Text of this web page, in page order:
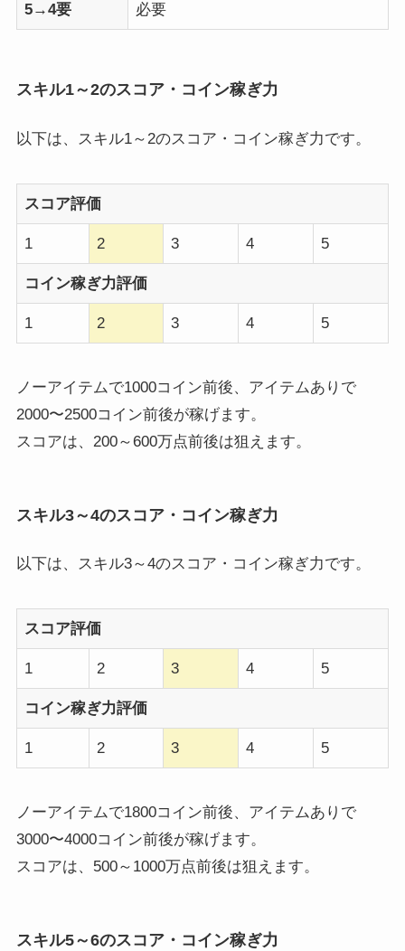
5→4要 必要
スキル1～2のスコア・コイン稼ぎ力
以下は、スキル1～2のスコア・コイン稼ぎ力です。
スコア評価
1 2 3 4 5
コイン稼ぎ力評価
1 2 3 4 5
ノーアイテムで1000コイン前後、アイテムありで
2000〜2500コイン前後が稼げます。
スコアは、200～600万点前後は狙えます。
スキル3～4のスコア・コイン稼ぎ力
以下は、スキル3～4のスコア・コイン稼ぎ力です。
スコア評価
1 2 3 4 5
コイン稼ぎ力評価
1 2 3 4 5
ノーアイテムで1800コイン前後、アイテムありで
3000〜4000コイン前後が稼げます。
スコアは、500～1000万点前後は狙えます。
スキル5～6のスコア・コイン稼ぎ力